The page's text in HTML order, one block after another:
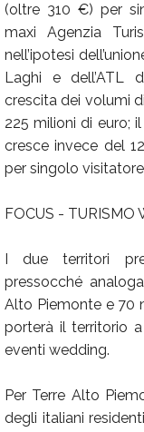
(oltre 310 €) per
maxi Agenzia
nell’ipotesi
Laghi e dell’ATL
crescita dei volumi
225 milioni di euro;
cresce invece del
per singolo
FOCUS - TURISMO
I due territori
pressocché
Alto Piemonte e 70
porterà il territorio
eventi wedding.
Per Terre Alto
degli italiani